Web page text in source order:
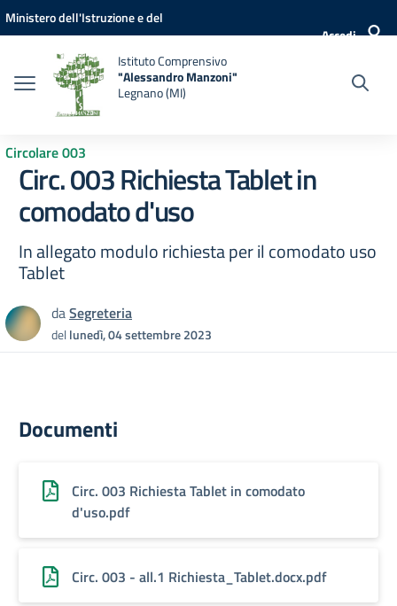
Vai ai contenuti
Vai al menu di navigazione
Vai al footer
Ministero dell'Istruzione e del
Accedi
Istituto Comprensivo
"Alessandro Manzoni"
Legnano (MI)
Circolare 003
Circ. 003 Richiesta Tablet in
comodato d'uso
In allegato modulo richiesta per il comodato uso
Tablet
daSegreteria
dellunedì, 04 settembre 2023
Documenti
Circ. 003 Richiesta Tablet in comodato
d'uso.pdf
Circ. 003 - all.1 Richiesta_Tablet.docx.pdf